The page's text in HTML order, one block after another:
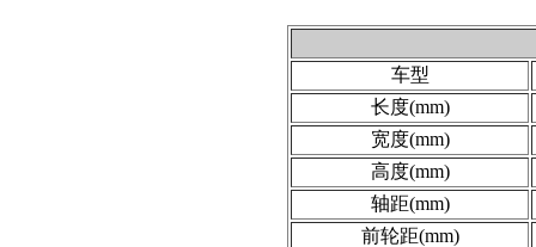
车型
长度(mm)
宽度(mm)
高度(mm)
轴距(mm)
前轮距(mm)